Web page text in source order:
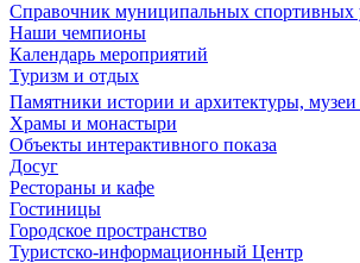
Справочник муниципальных спортивных
Наши чемпионы
Календарь мероприятий
Туризм и отдых
Памятники истории и архитектуры,
Храмы и монастыри
Объекты интерактивного показа
Досуг
Рестораны и кафе
Гостиницы
Городское пространство
Туристско-информационный Центр